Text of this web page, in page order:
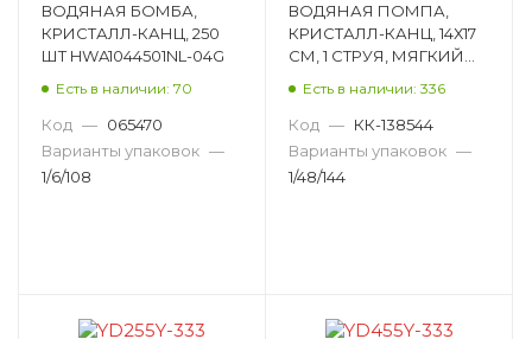
ВОДЯНАЯ БОМБА,
КРИСТАЛЛ-КАНЦ, 250
ШТ HWA1044501NL-04G
Есть в наличии: 70
Код — 065470
Варианты упаковок —
1/6/108
ВОДЯНАЯ ПОМПА,
КРИСТАЛЛ-КАНЦ, 14Х17
СМ, 1 СТРУЯ, МЯГКИЙ
Есть в наличии: 336
Код — КК-138544
Варианты упаковок —
1/48/144